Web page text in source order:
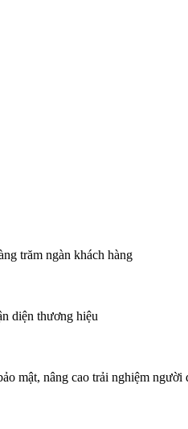
trăm ngàn khách hàng
diện thương hiệu
mật, nâng cao trải nghiệm người